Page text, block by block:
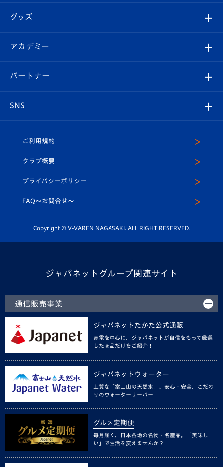
チケット
イベント
メディア
ホームタウン
スタッフプロフィール
マスコット紹介
平和祈念活動
ホームタウン活動
はじめての観戦ガイド
Revive Team
ヴィヴィくんの長崎おもてなしガイド
フォトギャラリー
スタジアムグルメ
チケット
V-LOVERS（ファンクラブ）
プレイヤーズスイート
グッズ
オンラインショップ
店舗情報
アカデミー
育成からのお知らせ
U-18
スクール
パートナー
SNS
ヴィヴィくんインスタグラム
公式LINE＠
ご利用規約
クラブ概要
プライバシーポリシー
FAQ〜お問合せ〜
Copyright © V-VAREN NAGASAKI. ALL RIGHT RESERVED.
ジャパネットグループ関連サイト
通信販売事業
ジャパネットたかた公式通販
家電を中心に、ジャパネットが自信をもって厳選
した商品だけをご紹介！
ジャパネットウォーター
上質な「富士山の天然水」。安心・安全、こだわ
りのウォーターサーバー
グルメ定期便
毎月届く、日本各地の名物・名産品。「美味し
い」で生活を変えませんか？